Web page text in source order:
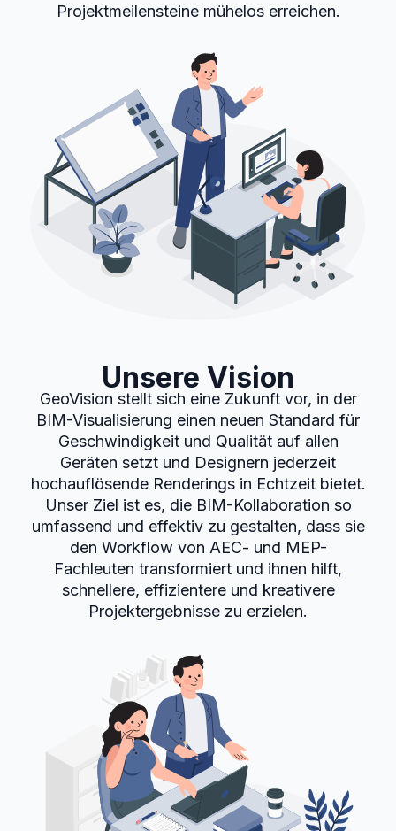
Projektmeilensteine mühelos erreichen.
Unsere Vision
GeoVision stellt sich eine Zukunft vor, in der
BIM-Visualisierung einen neuen Standard für
Geschwindigkeit und Qualität auf allen
Geräten setzt und Designern jederzeit
hochauflösende Renderings in Echtzeit bietet.
Unser Ziel ist es, die BIM-Kollaboration so
umfassend und effektiv zu gestalten, dass sie
den Workflow von AEC- und MEP-
Fachleuten transformiert und ihnen hilft,
schnellere, effizientere und kreativere
Projektergebnisse zu erzielen.